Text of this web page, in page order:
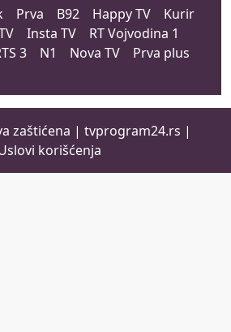
Prva B92 Happy TV
Kurir
Insta TV
RT Vojvodina 1
3 N1 Nova TV
Prva plus
zaštićena | tvprogram24.rs |
korišćenja